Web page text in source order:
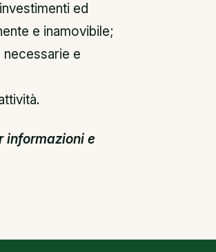
ed
e inamovibile;
e
informazioni e